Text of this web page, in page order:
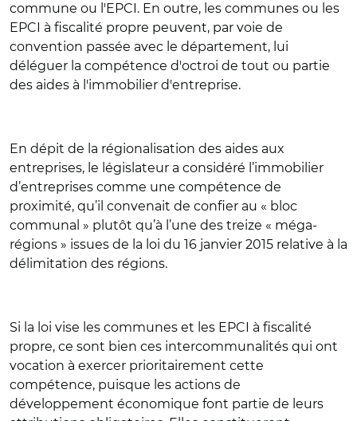
commune ou l'EPCI. En outre, les communes ou les
EPCI à fiscalité propre peuvent, par voie de
convention passée avec le département, lui
déléguer la compétence d'octroi de tout ou partie
des aides à l'immobilier d'entreprise.
En dépit de la régionalisation des aides aux
entreprises, le législateur a considéré l’immobilier
d’entreprises comme une compétence de
proximité, qu’il convenait de confier au « bloc
communal » plutôt qu’à l’une des treize « méga-
régions » issues de la loi du 16 janvier 2015 relative à la
délimitation des régions.
Si la loi vise les communes et les EPCI à fiscalité
propre, ce sont bien ces intercommunalités qui ont
vocation à exercer prioritairement cette
compétence, puisque les actions de
développement économique font partie de leurs